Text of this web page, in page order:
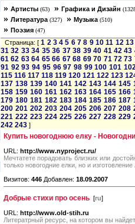
» Артисты (63) » Графика и Дизайн
» Литература (327) » Музыка (510)
» Поэзия (47)
Страница: [1 2 3 4 5 6 7 8 9 10 11 12 13
31 32 33 34 35 36 37 38 39 40 41 42 43
61 62 63 64 65 66 67 68 69 70 71 72 73
91 92 93 94 95 96 97 98 99 100 101
115 116 117 118 119 120 121 122 123
137 138 139 140 141 142 143 144 145
158 159 160 161 162 163 164 165 166
179 180 181 182 183 184 185 186 187
200 201 202 203 204 205 206 207 208
221 222 223 224 225 226 227 228 229
242 243 ]
Купить новогоднюю елку -
URL: http://www.nyproject.ru/
Мечтатете порадовать близких или
только новогодние елки, но и изготовление
Визитов: 446 Добавлен: 18.09.2007
Добрые стихи про осень [ru]
URL: http://www.old-stih.ru
Литератрный ресурс, на котором вы